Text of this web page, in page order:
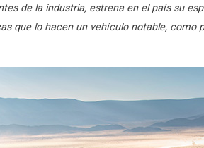
de la industria, estrena en el país su
que lo hacen un vehículo notable, como